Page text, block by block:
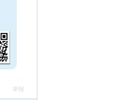
举报